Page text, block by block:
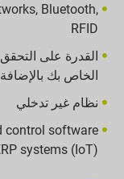
Bluetooth,
RFID
القدرة على
الخاص بك
نظام غير تدخلي
control software
systems (IoT)